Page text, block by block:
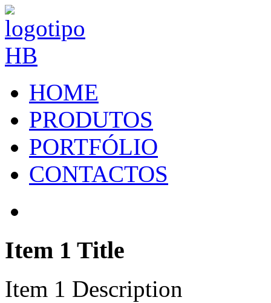
HOME
PRODUTOS
PORTFÓLIO
CONTACTOS
Item 1 Title
Item 1 Description